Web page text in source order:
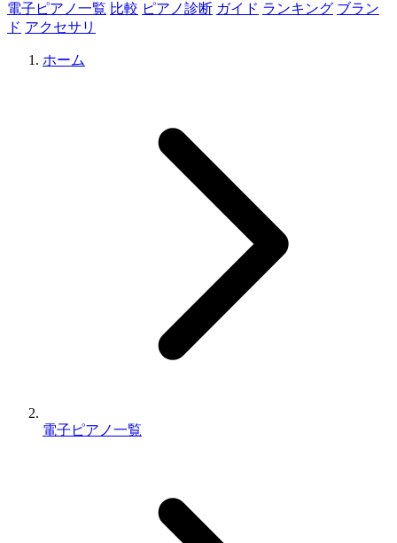
電子ピアノ一覧 比較 ピアノ診断 ガイド ランキング ブラン
ド アクセサリ
ホーム
電子ピアノ一覧